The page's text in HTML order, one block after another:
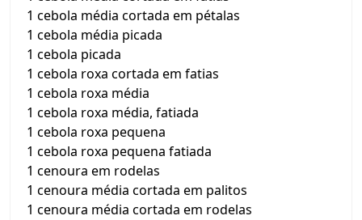
1 cebola média cortada em pétalas
1 cebola média picada
1 cebola picada
1 cebola roxa cortada em fatias
1 cebola roxa média
1 cebola roxa média, fatiada
1 cebola roxa pequena
1 cebola roxa pequena fatiada
1 cenoura em rodelas
1 cenoura média cortada em palitos
1 cenoura média cortada em rodelas